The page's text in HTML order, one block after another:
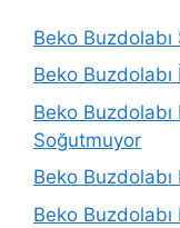
Beko
Beko Buzdolabı
Beko Buzdolabı
Soğutmuyor
Beko
Beko